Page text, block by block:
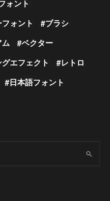
ォント
ォント
ブラシ
ム
ベクター
エフェクト
レトロ
日本語フォント